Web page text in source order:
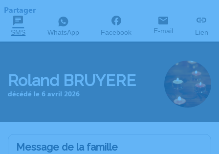
Partager
SMS WhatsApp Facebook E-mail Lien
Roland BRUYERE
décédé le 6 avril 2026
Message de la famille